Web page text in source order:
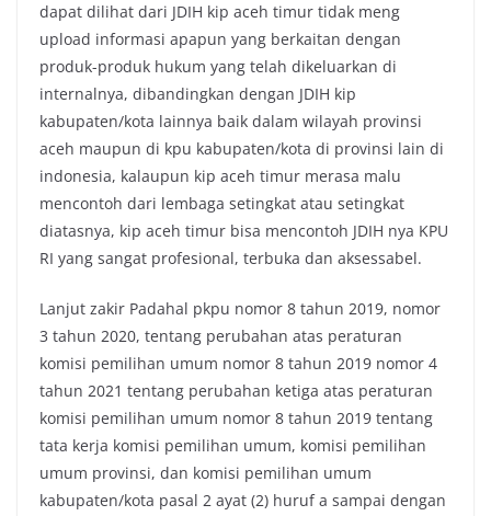
dapat dilihat dari JDIH kip aceh timur tidak meng
upload informasi apapun yang berkaitan dengan
produk-produk hukum yang telah dikeluarkan di
internalnya, dibandingkan dengan JDIH kip
kabupaten/kota lainnya baik dalam wilayah provinsi
aceh maupun di kpu kabupaten/kota di provinsi lain di
indonesia, kalaupun kip aceh timur merasa malu
mencontoh dari lembaga setingkat atau setingkat
diatasnya, kip aceh timur bisa mencontoh JDIH nya KPU
RI yang sangat profesional, terbuka dan aksessabel.
Lanjut zakir Padahal pkpu nomor 8 tahun 2019, nomor
3 tahun 2020, tentang perubahan atas peraturan
komisi pemilihan umum nomor 8 tahun 2019 nomor 4
tahun 2021 tentang perubahan ketiga atas peraturan
komisi pemilihan umum nomor 8 tahun 2019 tentang
tata kerja komisi pemilihan umum, komisi pemilihan
umum provinsi, dan komisi pemilihan umum
kabupaten/kota pasal 2 ayat (2) huruf a sampai dengan